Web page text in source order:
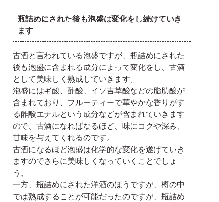
瓶詰めにされた後も泡盛は変化をし続けていき
ます
古酒と言われている泡盛ですが、瓶詰めにされた
後も泡盛に含まれる成分によって変化をし、古酒
として美味しく熟成していきます。
泡盛にはギ酸、酢酸、イソ吉草酸などの脂肪酸が
含まれており、フルーティーで華やかな香りがす
る酢酸エチルという成分などが含まれていきます
ので、古酒になればなるほど、味にコクや深み、
甘味を与えてくれるのです。
古酒になるほど泡盛は化学的な変化を遂げていき
ますのでさらに美味しくなっていくことでしょ
う。
一方、瓶詰めにされた洋酒のほうですが、樽の中
では熟成することが可能だったのですが、瓶詰め